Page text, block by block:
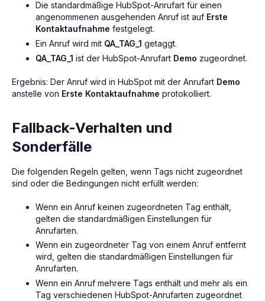
Die standardmäßige HubSpot-Anrufart für einen
angenommenen ausgehenden Anruf ist auf Erste
Kontaktaufnahme festgelegt.
Ein Anruf wird mit QA_TAG_1 getaggt.
QA_TAG_1 ist der HubSpot-Anrufart Demo zugeordnet.
Ergebnis: Der Anruf wird in HubSpot mit der Anrufart Demo
anstelle von Erste Kontaktaufnahme protokolliert.
Fallback-Verhalten und
Sonderfälle
Die folgenden Regeln gelten, wenn Tags nicht zugeordnet
sind oder die Bedingungen nicht erfüllt werden:
Wenn ein Anruf keinen zugeordneten Tag enthält,
gelten die standardmäßigen Einstellungen für
Anrufarten.
Wenn ein zugeordneter Tag von einem Anruf entfernt
wird, gelten die standardmäßigen Einstellungen für
Anrufarten.
Wenn ein Anruf mehrere Tags enthält und mehr als ein
Tag verschiedenen HubSpot-Anrufarten zugeordnet